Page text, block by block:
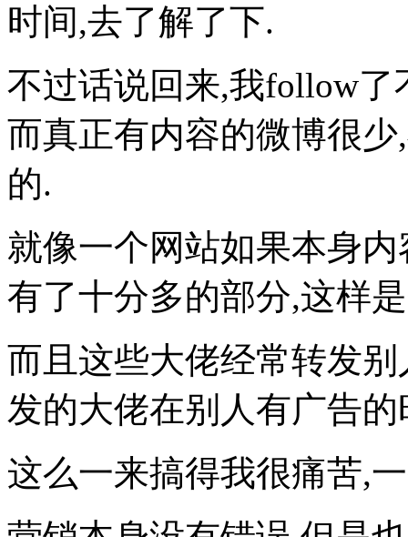
时间,去了解了下.
不过话说回来,我follow
而真正有内容的微博很
的.
就像一个网站如果本身
有了十分多的部分,这样
而且这些大佬经常转发
发的大佬在别人有广告
这么一来搞得我很痛苦,